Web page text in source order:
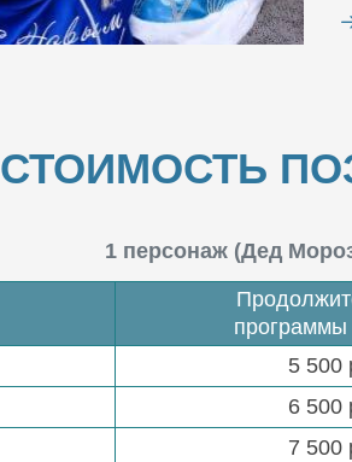
СТОИМОСТЬ
1 персонаж (Дед
программы
5 500
6 500
7 500